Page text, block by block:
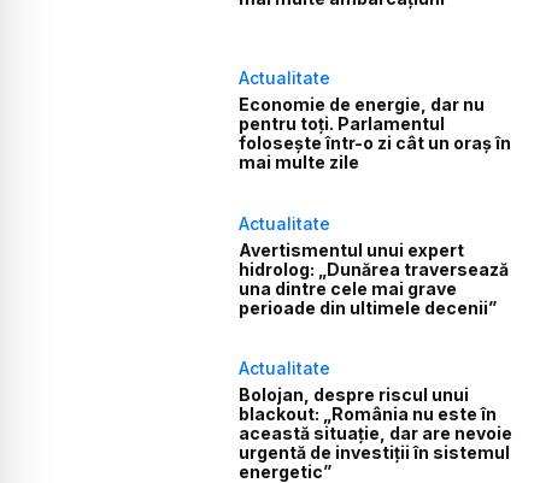
Actualitate
Economie de energie, dar nu
pentru toți. Parlamentul
folosește într-o zi cât un oraș în
mai multe zile
Actualitate
Avertismentul unui expert
hidrolog: „Dunărea traversează
una dintre cele mai grave
perioade din ultimele decenii”
Actualitate
Bolojan, despre riscul unui
blackout: „România nu este în
această situație, dar are nevoie
urgentă de investiții în sistemul
energetic”